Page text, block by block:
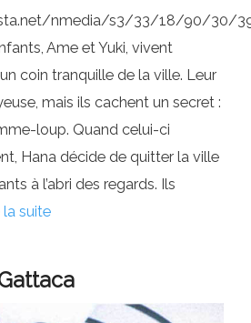
nmedia/s3/33/18/90/30/
Ame et Yuki, vivent
coin tranquille de la ville. Leur
mais ils cachent un secret :
loup. Quand celui-ci
Hana décide de quitter la ville
à l’abri des regards. Ils
la suite